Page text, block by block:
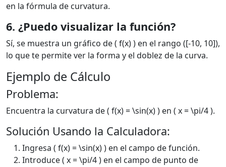
en la fórmula de curvatura.
6. ¿Puedo visualizar la función?
Sí, se muestra un gráfico de ( f(x) ) en el rango ([-10, 10]),
lo que te permite ver la forma y el doblez de la curva.
Ejemplo de Cálculo
Problema:
Encuentra la curvatura de ( f(x) = \sin(x) ) en ( x = \pi/4 ).
Solución Usando la Calculadora:
Ingresa ( f(x) = \sin(x) ) en el campo de función.
Introduce ( x = \pi/4 ) en el campo de punto de